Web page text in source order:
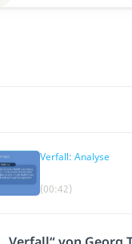
Verfall: Analyse
(00:42)